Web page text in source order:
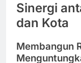
Sinergi
dan Kota
Membangun